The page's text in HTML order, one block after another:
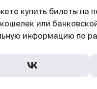
купить билеты на
или
информацию по